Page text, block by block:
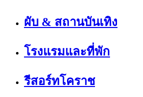
ผับ & สถานบันเทิง
โรงแรมและที่พัก
รีสอร์ทโคราช